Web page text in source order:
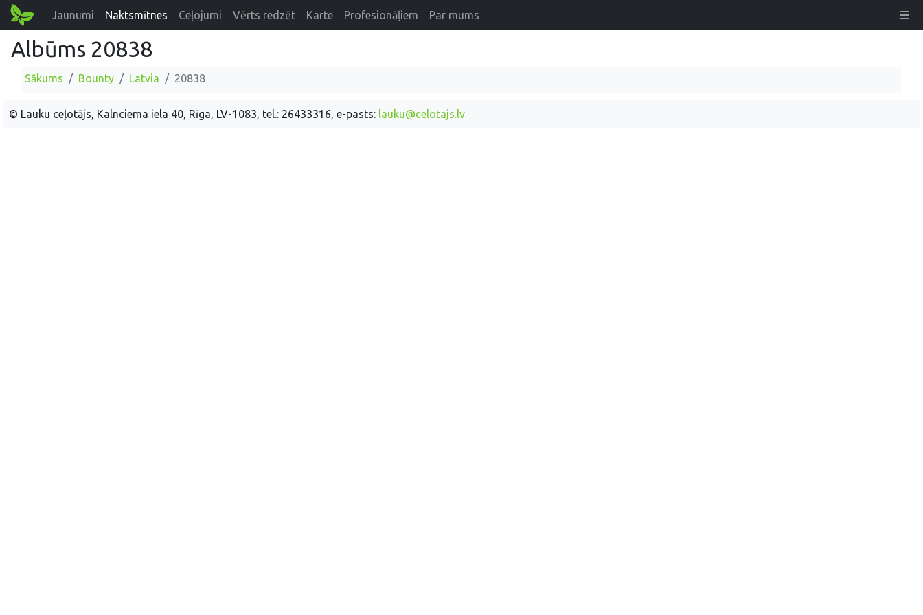
Jaunumi Naktsmītnes Ceļojumi Vērts redzēt Karte Profesionāļiem Par mums
Albūms 20838
Sākums Bounty Latvia 20838
© Lauku ceļotājs, Kalnciema iela 40, Rīga, LV-1083, tel.: 26433316, e-pasts: lauku@celotajs.lv